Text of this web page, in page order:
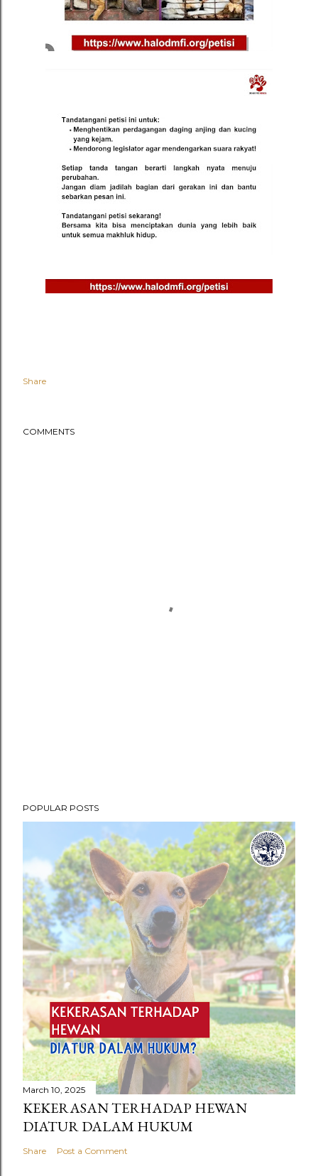
Share
COMMENTS
POPULAR POSTS
March 10, 2025
KEKERASAN TERHADAP HEWAN
DIATUR DALAM HUKUM
Share Post a Comment